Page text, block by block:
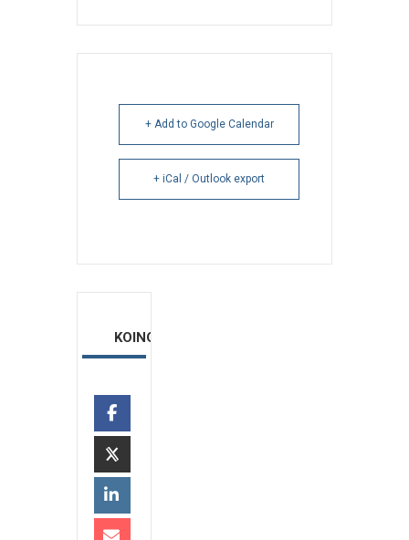
+ Add to Google Calendar
+ iCal / Outlook export
ΚΟΙΝΟΠΟΙΗΣΗ